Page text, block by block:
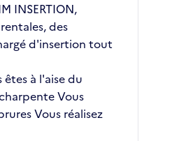
INSERTION,
des
d'insertion tout
à l'aise du
Vous
Vous réalisez